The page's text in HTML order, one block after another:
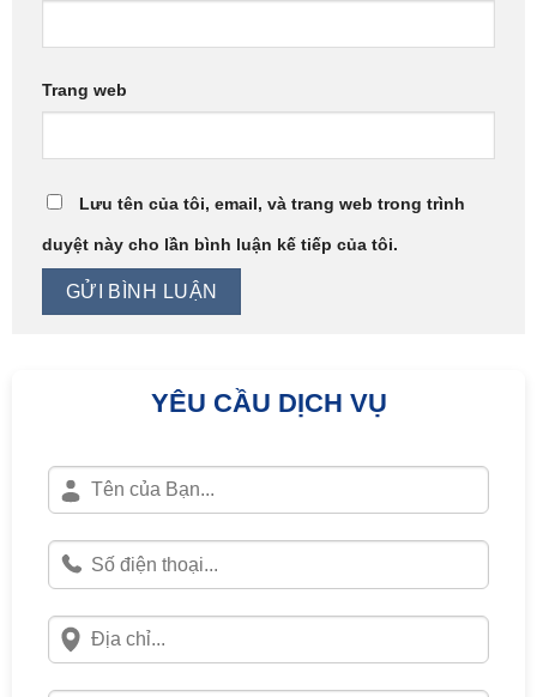
Trang web
Lưu tên của tôi, email, và trang web trong trình
duyệt này cho lần bình luận kế tiếp của tôi.
YÊU CẦU DỊCH VỤ